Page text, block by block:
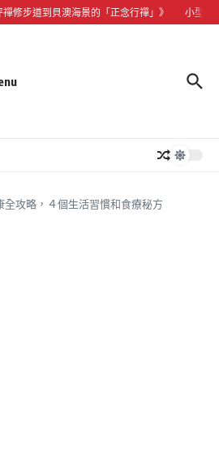
步道到貝澳海景的「正念行禪」》 小型犬心
全攻略，４個生活習慣和食療秘方